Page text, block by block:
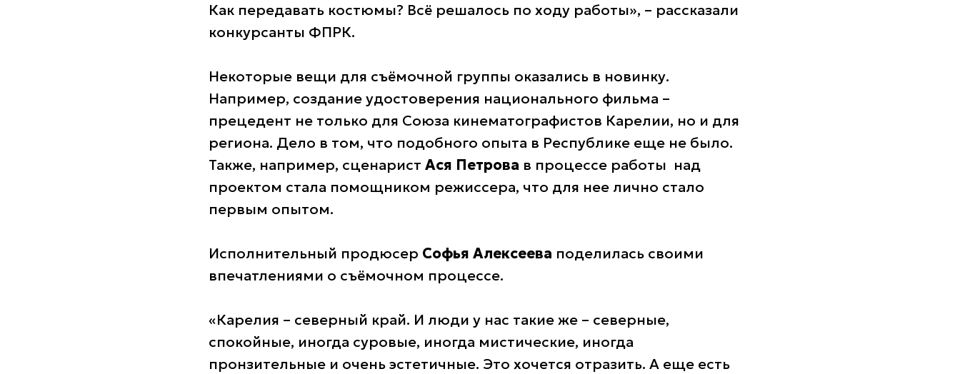
Как передавать костюмы? Всё решалось по ходу работы», – рассказали
конкурсанты ФПРК.
Некоторые вещи для съёмочной группы оказались в новинку.
Например, создание удостоверения национального фильма –
прецедент не только для Союза кинематографистов Карелии, но и для
региона. Дело в том, что подобного опыта в Республике еще не было.
Также, например, сценарист Ася Петрова в процессе работы над
проектом стала помощником режиссера, что для нее лично стало
первым опытом.
Исполнительный продюсер Софья Алексеева поделилась своими
впечатлениями о съёмочном процессе.
«Карелия – северный край. И люди у нас такие же – северные,
спокойные, иногда суровые, иногда мистические, иногда
пронзительные и очень эстетичные. Это хочется отразить. А еще есть